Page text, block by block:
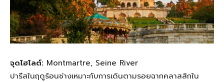
จุดไฮไลต์: Montmartre, Seine River
ปารีสในฤดูร้อนช่างเหมาะกับการเดินตามรอยฉากคลาสสิกใน